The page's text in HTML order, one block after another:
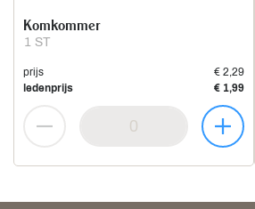
1 ST
Komkommer
prijs
€ 2,29
ledenprijs
€ 1,99